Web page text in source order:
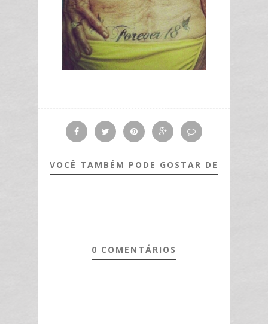
VOCÊ TAMBÉM PODE GOSTAR DE
0 COMENTÁRIOS